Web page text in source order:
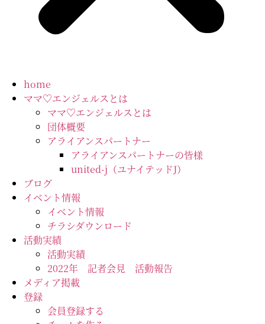
home
ママ♡エンジェルスとは
ママ♡エンジェルスとは
団体概要
アライアンスパートナー
アライアンスパートナーの皆様
united-j（ユナイテッドJ）
ブログ
イベント情報
イベント情報
チラシダウンロード
活動実績
活動実績
2022年 記者会見 活動報告
メディア掲載
登録
会員登録する